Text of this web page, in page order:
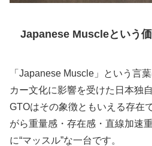
Japanese Muscleという
「Japanese Muscle」という言
カー文化に影響を受けた日本独
GTOはその象徴ともいえる存在
がら重量感・存在感・直線加速
に“マッスル”な一台です。